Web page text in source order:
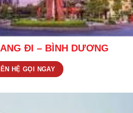
ĐI – BÌNH DƯƠNG
HỆ GỌI NGAY